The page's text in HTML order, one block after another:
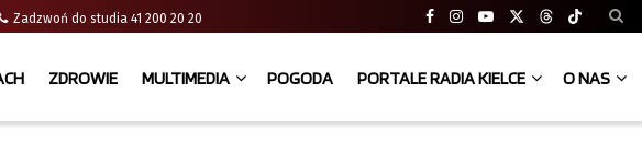
Zadzwoń do studia 41 200 20 20
ZDROWIE MULTIMEDIA POGODA PORTALE RADIA KIELCE O NAS